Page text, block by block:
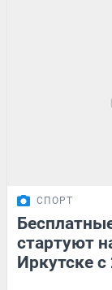
СПОРТ
стартуют
Иркутске